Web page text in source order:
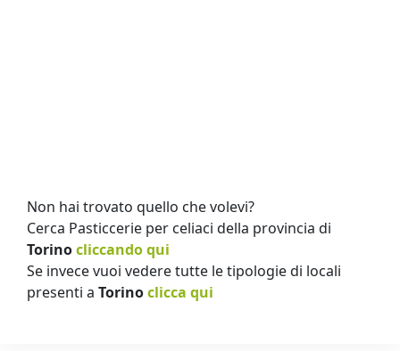
Non hai trovato quello che volevi?
Cerca Pasticcerie per celiaci della provincia di
Torinocliccando qui
Se invece vuoi vedere tutte le tipologie di locali
presenti a Torinoclicca qui